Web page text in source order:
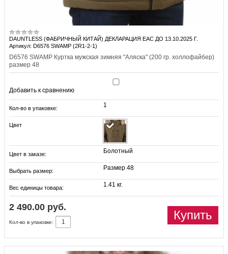
DAUNTLESS (ФАБРИЧНЫЙ КИТАЙ) ДЕКЛАРАЦИЯ EAC ДО 13.10.2025 Г.
Артикул: D6576 SWAMP (2R1-2-1)
D6576 SWAMP Куртка мужская зимняя "Аляска" (200 гр. холлофайбер)
размер 48
Добавить к сравнению
Кол-во в упаковке: 1
Цвет
Цвет в заказе: Болотный
Выбрать размер: Размер 48
Вес единицы товара: 1.41 кг.
2 490.00 руб.
Купить
Кол-во в упаковке: